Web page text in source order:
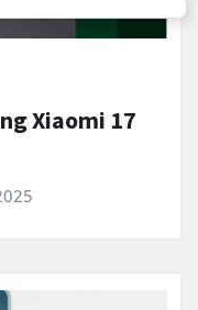
Xiaomi 17